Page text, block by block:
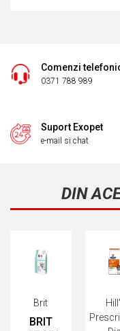
Comenzi
0371 788 989
Suport Exopet
e-mail si chat
DIN
Brit
BRIT